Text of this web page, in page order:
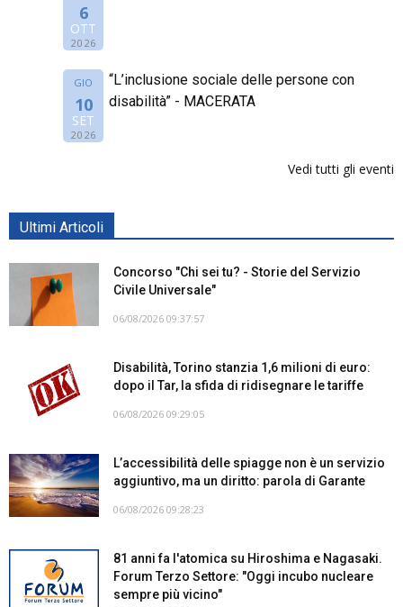
6
OTT
2026
GIO
10
SET
2026
“L’inclusione sociale delle persone con
disabilità” - MACERATA
Vedi tutti gli eventi
Ultimi Articoli
Concorso "Chi sei tu? - Storie del Servizio
Civile Universale"
06/08/2026 09:37:57
Disabilità, Torino stanzia 1,6 milioni di euro:
dopo il Tar, la sfida di ridisegnare le tariffe
06/08/2026 09:29:05
L’accessibilità delle spiagge non è un servizio
aggiuntivo, ma un diritto: parola di Garante
06/08/2026 09:28:23
81 anni fa l'atomica su Hiroshima e Nagasaki.
Forum Terzo Settore: "Oggi incubo nucleare
sempre più vicino"